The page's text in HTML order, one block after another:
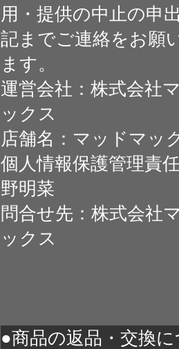
用・提供の中止の申
記までご連絡をお願
ます。
運営会社：株式会社
ックス
店舗名：マッドマッ
個人情報保護管理責
野明菜
問合せ先：株式会社
ックス
●商品の返品・交換